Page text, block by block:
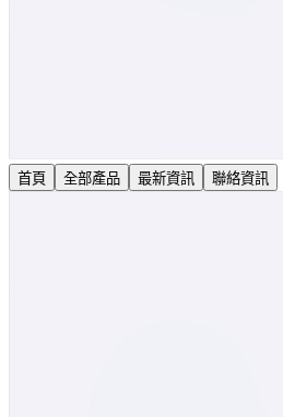
首頁 全部產品 最新資訊 聯絡資訊